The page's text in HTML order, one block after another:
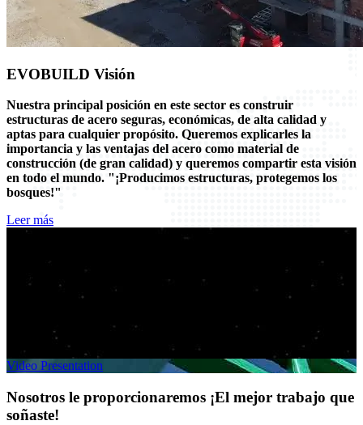
EVOBUILD Visión
Nuestra principal posición en este sector es construir
estructuras de acero seguras, económicas, de alta calidad y
aptas para cualquier propósito. Queremos explicarles la
importancia y las ventajas del acero como material de
construcción (de gran calidad) y queremos compartir esta visión
en todo el mundo. "¡Producimos estructuras, protegemos los
bosques!"
Leer más
Renovar
Video Presentation
Nosotros le proporcionaremos ¡El mejor trabajo que
soñaste!